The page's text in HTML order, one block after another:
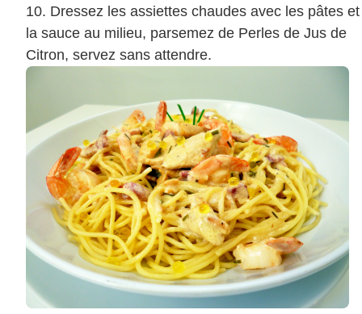
Dressez les assiettes chaudes avec les pâtes et
la sauce au milieu, parsemez de Perles de Jus de
Citron, servez sans attendre.